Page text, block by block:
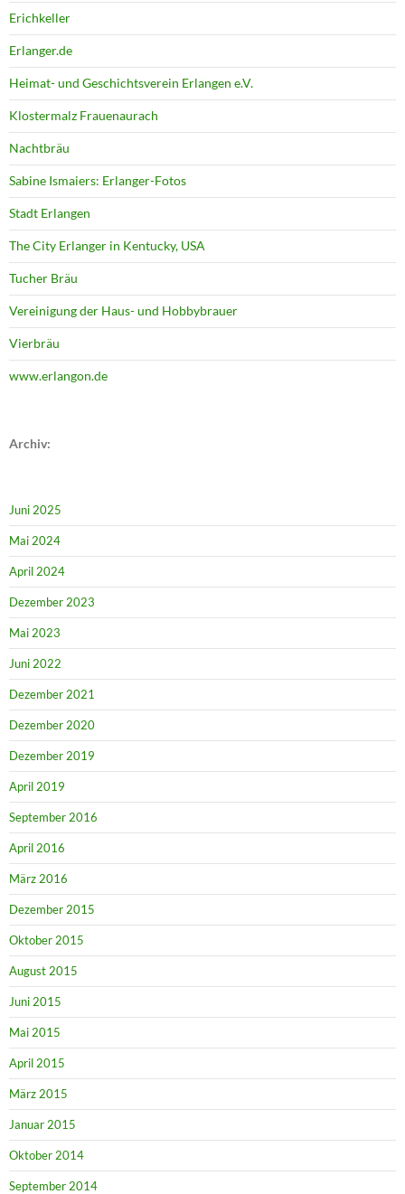
Erichkeller
Erlanger.de
Heimat- und Geschichtsverein Erlangen e.V.
Klostermalz Frauenaurach
Nachtbräu
Sabine Ismaiers: Erlanger-Fotos
Stadt Erlangen
The City Erlanger in Kentucky, USA
Tucher Bräu
Vereinigung der Haus- und Hobbybrauer
Vierbräu
www.erlangon.de
Archiv:
Juni 2025
Mai 2024
April 2024
Dezember 2023
Mai 2023
Juni 2022
Dezember 2021
Dezember 2020
Dezember 2019
April 2019
September 2016
April 2016
März 2016
Dezember 2015
Oktober 2015
August 2015
Juni 2015
Mai 2015
April 2015
März 2015
Januar 2015
Oktober 2014
September 2014